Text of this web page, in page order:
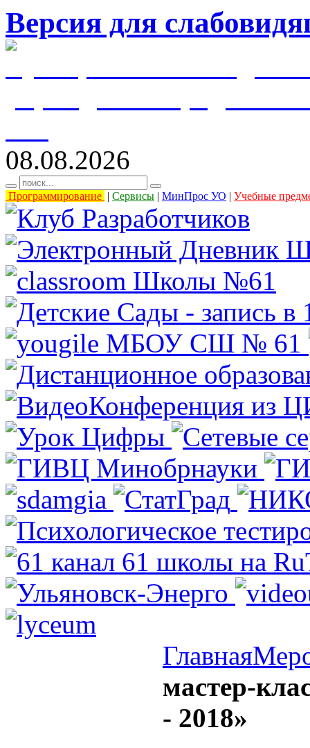
Версия для
08.08.2026
Программирование | Сервисы | МинПрос УО | Учебные
Главная
мастер-
- 2018»